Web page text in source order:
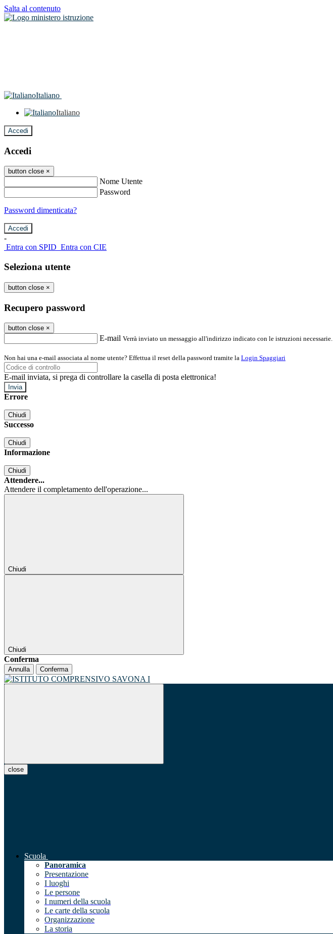
Salta al contenuto
Italiano
Italiano
Accedi
Accedi
button close ×
Nome Utente
Password
Password dimenticata?
-
Entra con SPID Entra con CIE
Seleziona utente
button close ×
Recupero password
button close ×
E-mail Verrà inviato un messaggio all'indirizzo indicato con le istruzioni necessarie.
Non hai una e-mail associata al nome utente? Effettua il reset della password tramite la Login Spaggiari
E-mail inviata, si prega di controllare la casella di posta elettronica!
Errore
Chiudi
Successo
Chiudi
Informazione
Chiudi
Attendere...
Attendere il completamento dell'operazione...
Chiudi
Chiudi
Conferma
Annulla Conferma
close
Scuola
Panoramica
Presentazione
I luoghi
Le persone
I numeri della scuola
Le carte della scuola
Organizzazione
La storia